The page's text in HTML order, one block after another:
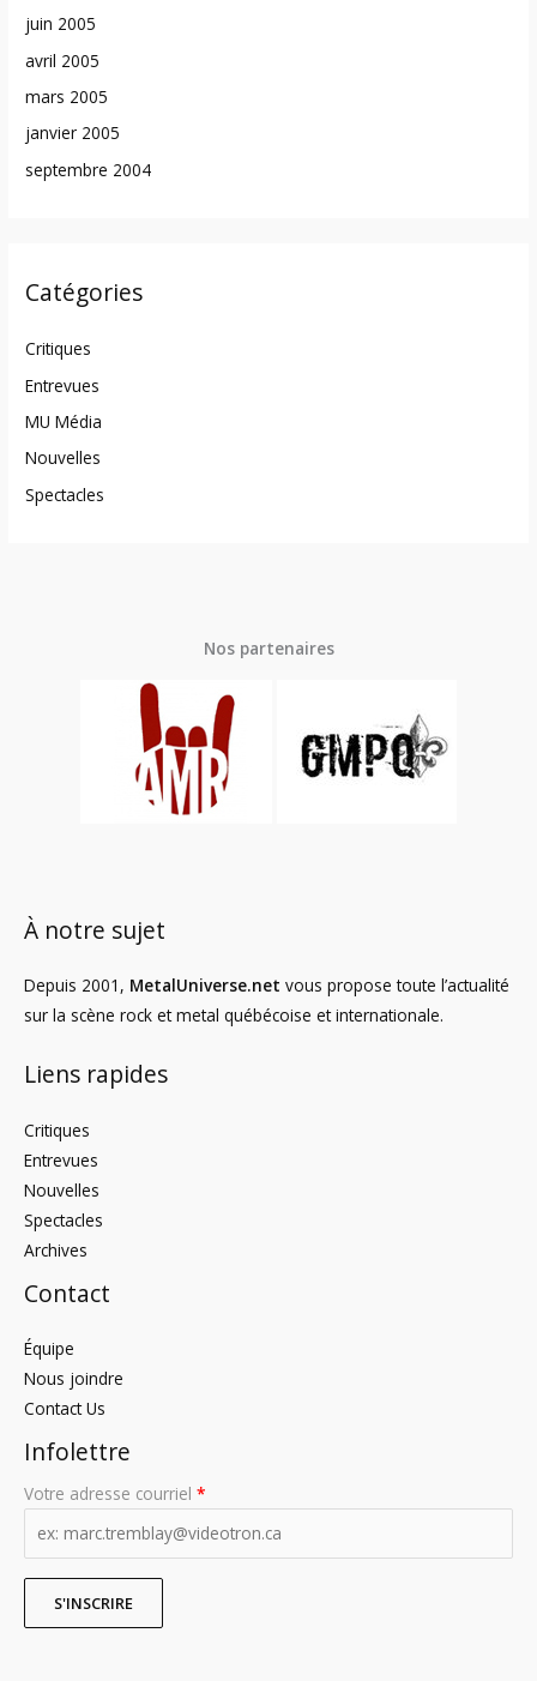
juin 2005
avril 2005
mars 2005
janvier 2005
septembre 2004
Catégories
Critiques
Entrevues
MU Média
Nouvelles
Spectacles
Nos partenaires
À notre sujet
Depuis 2001, MetalUniverse.net vous propose toute l’actualité
sur la scène rock et metal québécoise et internationale.
Liens rapides
Critiques
Entrevues
Nouvelles
Spectacles
Archives
Contact
Équipe
Nous joindre
Contact Us
Infolettre
Votre adresse courriel *